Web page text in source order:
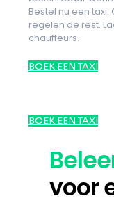
Bestel nu een
regelen de rest.
chauffeurs.
BOEK EEN TAXI
BOEK EEN TAXI
voor